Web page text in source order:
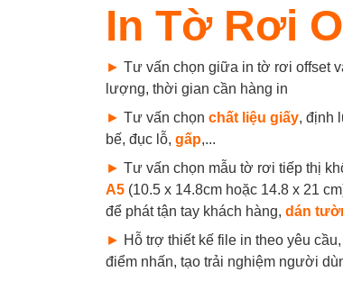
In Tờ Rơi
► Tư vấn chọn giữa in tờ rơi offset
lượng, thời gian cần hàng in
► Tư vấn chọn chất liệu giấy, định
bế, đục lỗ, gấp,...
► Tư vấn chọn mẫu tờ rơi tiếp thị
A5 (10.5 x 14.8cm hoặc 14.8 x 21
để phát tận tay khách hàng, dán
► Hỗ trợ thiết kế file in theo yêu
điểm nhấn, tạo trải nghiệm người